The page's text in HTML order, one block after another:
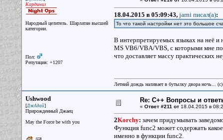
Кардинал
Народный целитель. Шарлатан высшей
категории.
Пол:
Репутация: +1207
18.04.2015 в 05:09:43, jarni писал(a):
То что такой настройки нет это большое
В интерпретируемых языках на неё и
MS VB6/VBA/VBS, с которыми мне
что доставляет массу практических
Летний дождь наливает в бутылку двора ночь...
Ushwood
[ДжАдай]
Прирожденный Джаец
May the Force be with you
Re: С++ Вопросы и
« Ответ #211 от18.04.2015 в
2Korchy: зачем придумывать
Функция func2 может содержать
именно в функции func2.